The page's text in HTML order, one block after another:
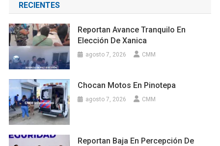
RECIENTES
Reportan Avance Tranquilo En
Elección De Xanica
agosto 7, 2026 CMM
Chocan Motos En Pinotepa
agosto 7, 2026 CMM
Reportan Baja En Percepción De